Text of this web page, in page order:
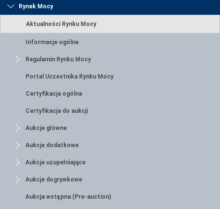
Rynek Mocy
Aktualności Rynku Mocy
Informacje ogólne
Regulamin Rynku Mocy
Portal Uczestnika Rynku Mocy
Certyfikacja ogólna
Certyfikacja do aukcji
Aukcje główne
Aukcje dodatkowe
Aukcje uzupełniające
Aukcje dogrywkowe
Aukcja wstępna (Pre-auction)